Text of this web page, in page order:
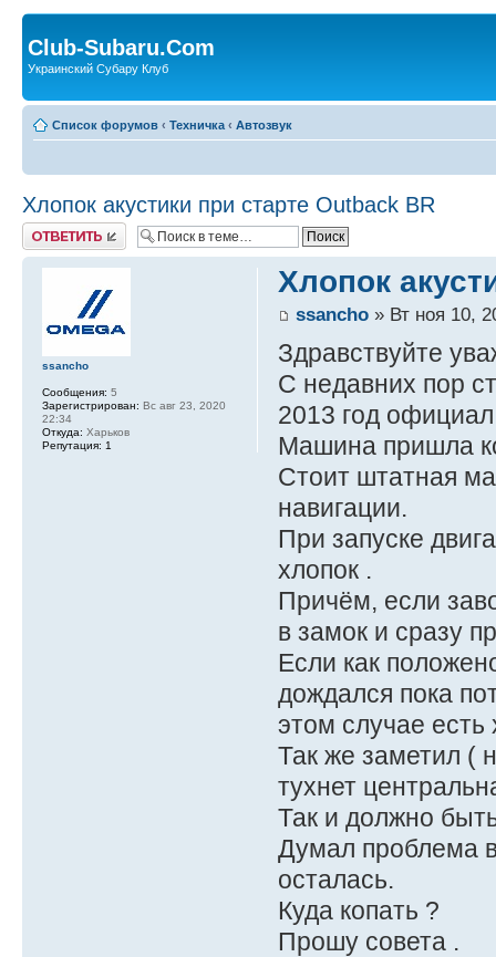
Club-Subaru.Com
Украинский Субару Клуб
Список форумов ‹ Техничка ‹ Автозвук
Хлопок акустики при старте Outback BR
Ответить
Хлопок
ssancho» Вт ноя 10,
Здравствуйте
С недавних пор
2013 год
Машина пришла
Стоит штатная
навигации.
При запуске
хлопок .
Причём, если
в замок и сразу
Если как
дождался пока
этом случае есть
Так же заметил (
тухнет
Так и должно
Думал проблема
осталась.
Куда копать ?
Прошу совета .
ssancho
Сообщения: 5
Зарегистрирован: Вс авг 23, 2020
22:34
Откуда: Харьков
Репутация: 1